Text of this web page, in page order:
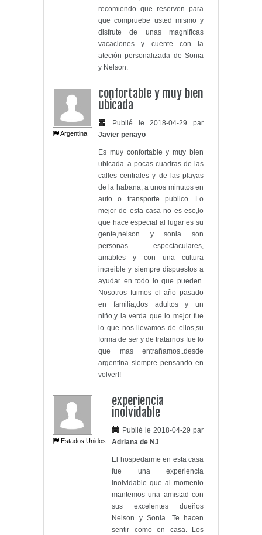
recomiendo que reserven para
que compruebe usted mismo y
disfrute de unas magnificas
vacaciones y cuente con la
ateción personalizada de Sonia
y Nelson.
Argentina
confortable y muy bien
ubicada
Publié le 2018-04-29 par
Javier penayo
Es muy confortable y muy bien
ubicada..a pocas cuadras de las
calles centrales y de las playas
de la habana, a unos minutos en
auto o transporte publico. Lo
mejor de esta casa no es eso,lo
que hace especial al lugar es su
gente,nelson y sonia son
personas espectaculares,
amables y con una cultura
increible y siempre dispuestos a
ayudar en todo lo que pueden.
Nosotros fuimos el año pasado
en familia,dos adultos y un
niño,y la verda que lo mejor fue
lo que nos llevamos de ellos,su
forma de ser y de tratarnos fue lo
que mas entrañamos..desde
argentina siempre pensando en
volver!!
Estados Unidos
experiencia
inolvidable
Publié le 2018-04-29 par
Adriana de NJ
El hospedarme en esta casa
fue una experiencia
inolvidable que al momento
mantemos una amistad con
sus excelentes dueños
Nelson y Sonia. Te hacen
sentir como en casa. Los